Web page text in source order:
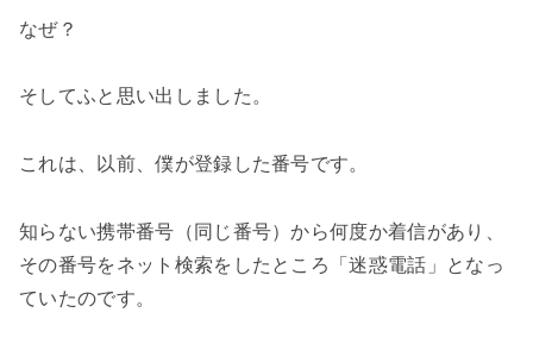
なぜ？
そしてふと思い出しました。
これは、以前、僕が登録した番号です。
知らない携帯番号（同じ番号）から何度か着信があり、
その番号をネット検索をしたところ「迷惑電話」となっ
ていたのです。